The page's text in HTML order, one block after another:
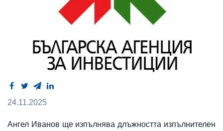
24.11.2025
Ангел Иванов ще изпълнява длъжността изпълнителен